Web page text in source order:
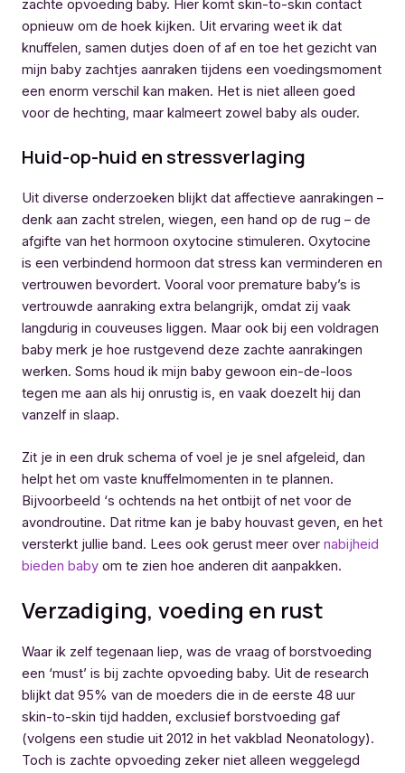
zachte opvoeding baby. Hier komt skin-to-skin contact
opnieuw om de hoek kijken. Uit ervaring weet ik dat
knuffelen, samen dutjes doen of af en toe het gezicht van
mijn baby zachtjes aanraken tijdens een voedingsmoment
een enorm verschil kan maken. Het is niet alleen goed
voor de hechting, maar kalmeert zowel baby als ouder.
Huid-op-huid en stressverlaging
Uit diverse onderzoeken blijkt dat affectieve aanrakingen –
denk aan zacht strelen, wiegen, een hand op de rug – de
afgifte van het hormoon oxytocine stimuleren. Oxytocine
is een verbindend hormoon dat stress kan verminderen en
vertrouwen bevordert. Vooral voor premature baby’s is
vertrouwde aanraking extra belangrijk, omdat zij vaak
langdurig in couveuses liggen. Maar ook bij een voldragen
baby merk je hoe rustgevend deze zachte aanrakingen
werken. Soms houd ik mijn baby gewoon ein-de-loos
tegen me aan als hij onrustig is, en vaak doezelt hij dan
vanzelf in slaap.
Zit je in een druk schema of voel je je snel afgeleid, dan
helpt het om vaste knuffelmomenten in te plannen.
Bijvoorbeeld ‘s ochtends na het ontbijt of net voor de
avondroutine. Dat ritme kan je baby houvast geven, en het
versterkt jullie band. Lees ook gerust meer over nabijheid
bieden baby om te zien hoe anderen dit aanpakken.
Verzadiging, voeding en rust
Waar ik zelf tegenaan liep, was de vraag of borstvoeding
een ‘must’ is bij zachte opvoeding baby. Uit de research
blijkt dat 95% van de moeders die in de eerste 48 uur
skin-to-skin tijd hadden, exclusief borstvoeding gaf
(volgens een studie uit 2012 in het vakblad Neonatology).
Toch is zachte opvoeding zeker niet alleen weggelegd